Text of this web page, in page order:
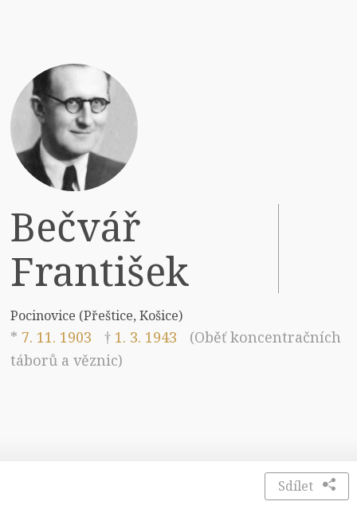
Bečvář
František
Pocinovice (Přeštice, Košice)
* 7. 11. 1903 † 1. 3. 1943
(Oběť koncentračních
táborů a věznic)
Sdílet